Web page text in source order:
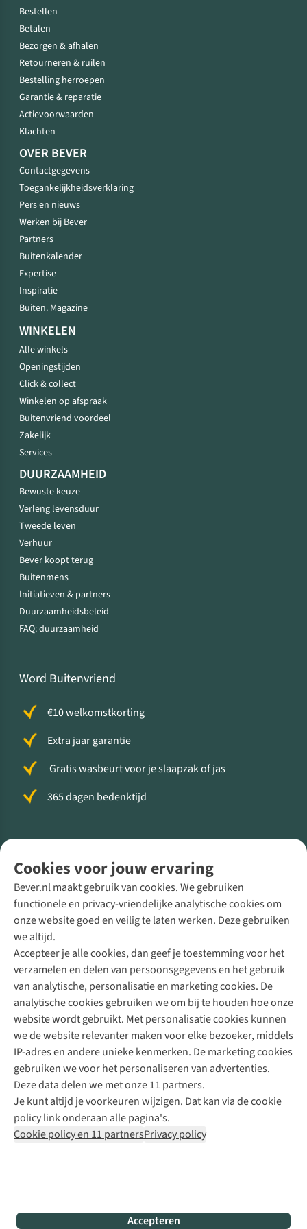
Cookies voor jouw ervaring
Bever.nl maakt gebruik van cookies. We gebruiken
functionele en privacy-vriendelijke analytische cookies om
onze website goed en veilig te laten werken. Deze gebruiken
we altijd.
Accepteer je alle cookies, dan geef je toestemming voor het
verzamelen en delen van persoonsgegevens en het gebruik
van analytische, personalisatie en marketing cookies. De
analytische cookies gebruiken we om bij te houden hoe onze
website wordt gebruikt. Met personalisatie cookies kunnen
we de website relevanter maken voor elke bezoeker, middels
IP-adres en andere unieke kenmerken. De marketing cookies
gebruiken we voor het personaliseren van advertenties.
Deze data delen we met onze 11 partners.
Je kunt altijd je voorkeuren wijzigen. Dat kan via de cookie
policy link onderaan alle pagina's.
Cookie policy en 11 partnersPrivacy policy
Accepteren
Bestellen
Betalen
Bezorgen & afhalen
Retourneren & ruilen
Bestelling herroepen
Garantie & reparatie
Actievoorwaarden
Klachten
OVER BEVER
Contactgegevens
Toegankelijkheidsverklaring
Pers en nieuws
Werken bij Bever
Partners
Buitenkalender
Expertise
Inspiratie
Buiten. Magazine
WINKELEN
Alle winkels
Openingstijden
Click & collect
Winkelen op afspraak
Buitenvriend voordeel
Zakelijk
Services
DUURZAAMHEID
Bewuste keuze
Verleng levensduur
Tweede leven
Verhuur
Bever koopt terug
Buitenmens
Initiatieven & partners
Duurzaamheidsbeleid
FAQ: duurzaamheid
Word Buitenvriend
€10 welkomstkorting
Extra jaar garantie
Gratis wasbeurt voor je slaapzak of jas
365 dagen bedenktijd
Direct advies van een Buitenexpert
+31 (0)85 888 50 88
+31 6 12 28 49 80
Contactformulier
Bever